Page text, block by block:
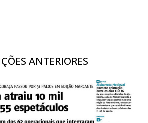
ANTERIORES